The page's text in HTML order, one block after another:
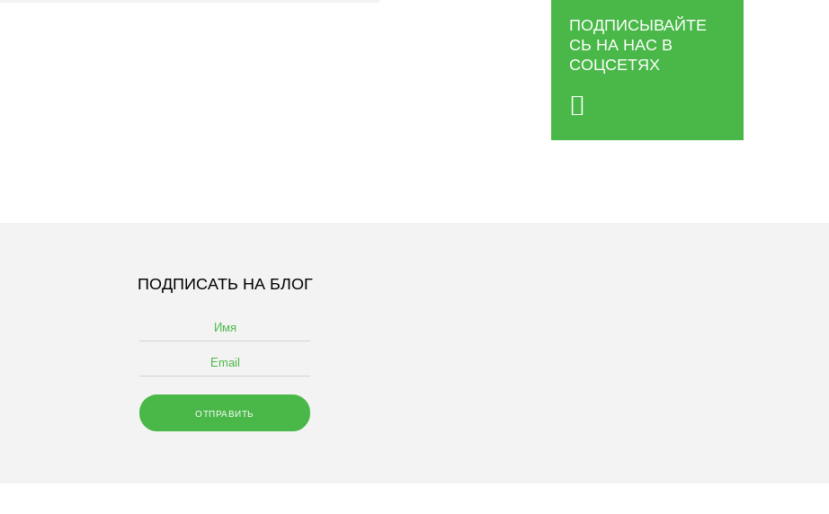
ПОДПИСЫВАЙТЕ
СЬ НА НАС В
СОЦСЕТЯХ
ПОДПИСАТЬ НА БЛОГ